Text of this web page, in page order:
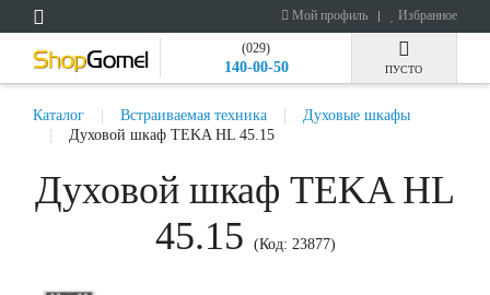
Мой профиль Избранное
(029)
140-00-50 ПУСТО
Каталог Встраиваемая техника
Духовые шкафы
Духовой шкаф TEKA HL 45.15
Духовой шкаф TEKA HL
45.15
(Код: 23877)